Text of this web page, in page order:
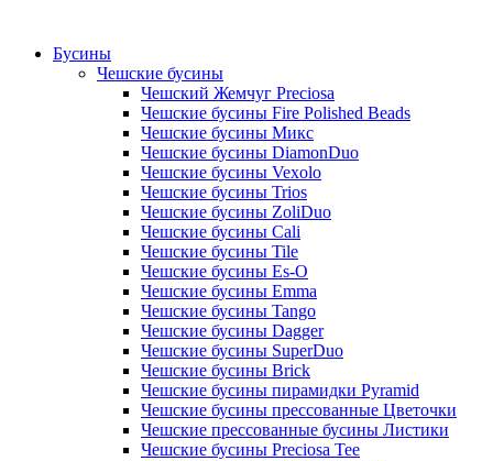
Бусины
Чешские бусины
Чешский Жемчуг Preciosa
Чешские бусины Fire Polished Beads
Чешские бусины Микс
Чешские бусины DiamonDuo
Чешские бусины Vexolo
Чешские бусины Trios
Чешские бусины ZoliDuo
Чешские бусины Cali
Чешские бусины Tile
Чешские бусины Es-O
Чешские бусины Emma
Чешские бусины Tango
Чешские бусины Dagger
Чешские бусины SuperDuo
Чешские бусины Brick
Чешские бусины пирамидки Pyramid
Чешские бусины прессованные Цветочки
Чешские прессованные бусины Листики
Чешские бусины Preciosa Tee